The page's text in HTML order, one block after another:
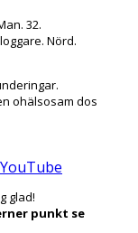
32.
Nörd.
ohälsosam dos
YouTube
glad!
punkt se